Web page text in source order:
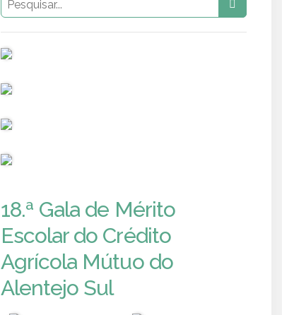
18.ª Gala de Mérito
Escolar do Crédito
Agrícola Mútuo do
Alentejo Sul